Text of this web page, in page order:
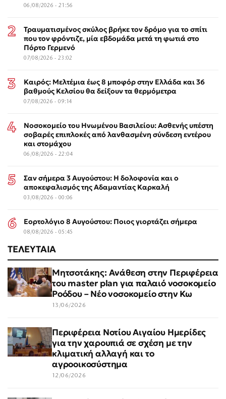
06/08/2026 - 21:56
Τραυματισμένος σκύλος βρήκε τον δρόμο για το σπίτι
που τον φρόντιζε, μία εβδομάδα μετά τη φωτιά στο
Πόρτο Γερμενό
07/08/2026 - 23:02
Καιρός: Μελτέμια έως 8 μποφόρ στην Ελλάδα και 36
βαθμούς Κελσίου θα δείξουν τα θερμόμετρα
07/08/2026 - 09:14
Νοσοκομείο του Ηνωμένου Βασιλείου: Ασθενής υπέστη
σοβαρές επιπλοκές από λανθασμένη σύνδεση εντέρου
και στομάχου
06/08/2026 - 22:04
Σαν σήμερα 3 Αυγούστου: Η δολοφονία και ο
αποκεφαλισμός της Αδαμαντίας Καρκαλή
03/08/2026 - 00:06
Εορτολόγιο 8 Αυγούστου: Ποιος γιορτάζει σήμερα
08/08/2026 - 05:45
ΤΕΛΕΥΤΑΙΑ
Μητσοτάκης: Ανάθεση στην Περιφέρεια
του master plan για παλαιό νοσοκομείο
Ροόδου – Νέο νοσοκομείο στην Κω
13/06/2026
Περιφέρεια Νοτίου Αιγαίου Ημερίδες
για την χαρουπιά σε σχέση με την
κλιματική αλλαγή και το
αγροοικοσύστημα
12/06/2026